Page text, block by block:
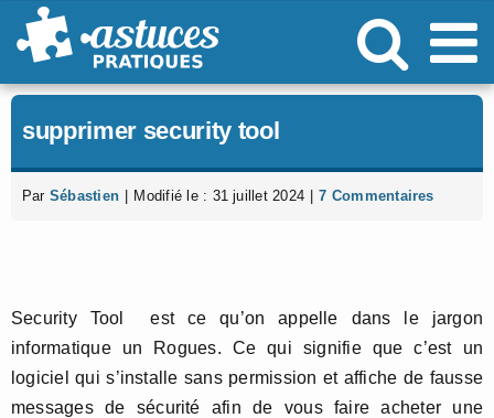
Passer
au
supprimer security tool
Par Sébastien Modifié le : 31 juillet 2024 7 Commentaires
Security Tool est ce qu’on appelle dans le jargon
informatique un Rogues. Ce qui signifie que c’est un
logiciel qui s’installe sans permission et affiche de fausse
messages de sécurité afin de vous faire acheter une